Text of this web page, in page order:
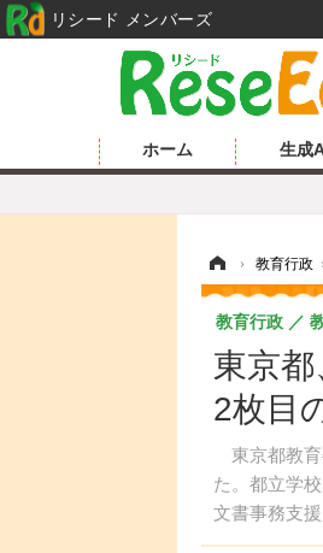
ホーム 生成
› 教育行政
東京
2枚目
東京都教育
た。都立学
文書事務支
教育行政
リシード メンバーズ